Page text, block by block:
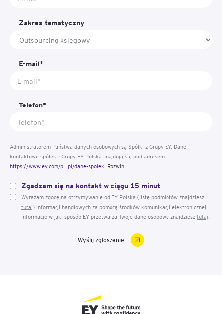
Zakres tematyczny
E-mail*
Telefon*
Administratorem Państwa danych osobowych są Spółki z Grupy EY. Dane
kontaktowe spółek z Grupy EY Polska znajdują się pod adresem
https://www.ey.com/pl_pl/dane-spolek Rozwiń
kontaktowego. Dane osobowe przetwarzane są w związku z prawnie
uzasadnionymi celami Administratora, którym w tym przypadku jest odpowiedź na
przesłane przez Państwa zapytanie. Dane osobowe przekazane Administratorowi
podawane są mu dobrowolnie. Mają Państwo prawo wnieść skargę do organu
kontaktdaneosoboweEYPolska@pl.ey.com
szczegółowych informacji dotyczących przetwarzania danych osobowych przez
Zgadzam się na kontakt w ciągu 15 minut
Wyrażam zgodę na otrzymywanie od EY Polska (listę podmiotów znajdziesz
tutaj) informacji handlowych za pomocą środków komunikacji elektronicznej.
Informacje w jaki sposób EY przetwarza Twoje dane osobowe znajdziesz tutaj